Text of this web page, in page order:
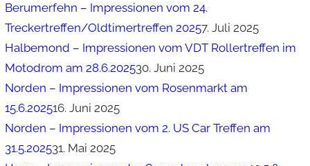
Berumerfehn – Impressionen vom 24.
Treckertreffen/Oldtimertreffen 20257. Juli 2025
Halbemond – Impressionen vom VDT Rollertreffen im
Motodrom am 28.6.202530. Juni 2025
Norden – Impressionen vom Rosenmarkt am
15.6.202516. Juni 2025
Norden – Impressionen vom 2. US Car Treffen am
31.5.202531. Mai 2025